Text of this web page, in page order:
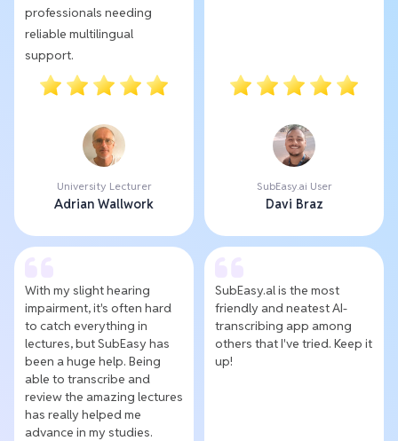
professionals needing
reliable multilingual
support.
University Lecturer
Adrian Wallwork
SubEasy.ai User
Davi Braz
With my slight hearing
impairment, it's often hard
to catch everything in
lectures, but SubEasy has
been a huge help. Being
able to transcribe and
review the amazing lectures
has really helped me
advance in my studies.
SubEasy.al is the most
friendly and neatest AI-
transcribing app among
others that I've tried. Keep it
up!